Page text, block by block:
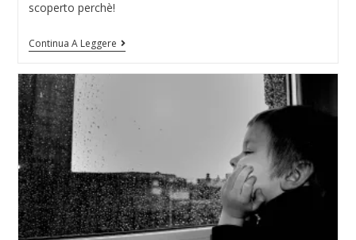
scoperto perchè!
Continua A Leggere